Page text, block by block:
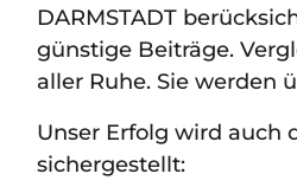
DARMSTADT
günstige Beiträge.
aller Ruhe. Sie werden
Unser Erfolg wird auch
sichergestellt: